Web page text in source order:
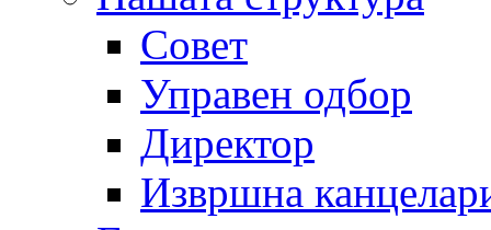
Совет
Управен одбор
Директор
Извршна